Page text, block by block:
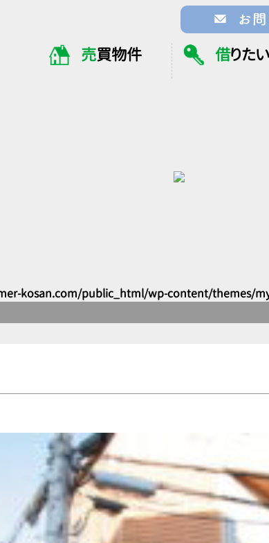
売買物件 借りたい
kosan.com/public_html/wp-content/themes/